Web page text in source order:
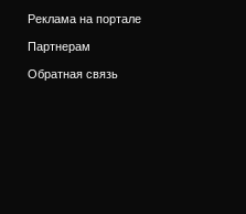
Реклама на портале
Партнерам
Обратная связь